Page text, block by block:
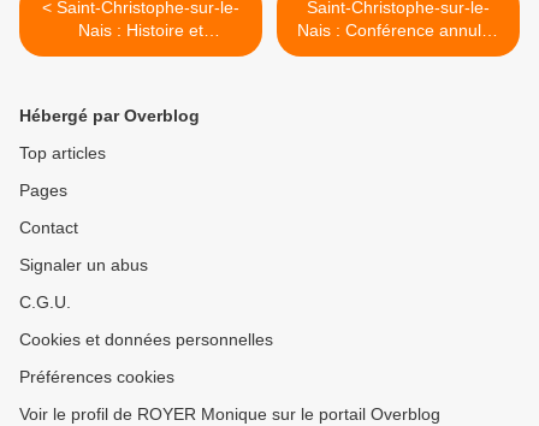
< Saint-Christophe-sur-le-
Nais : Histoire et
Patrimoine : Seconde
XVIIIe siècle
Saint-Christophe-sur-le-
Nais : Conférence annulée
>
Hébergé par Overblog
Top articles
Pages
Contact
Signaler un abus
C.G.U.
Cookies et données personnelles
Préférences cookies
Voir le profil de ROYER Monique sur le portail Overblog